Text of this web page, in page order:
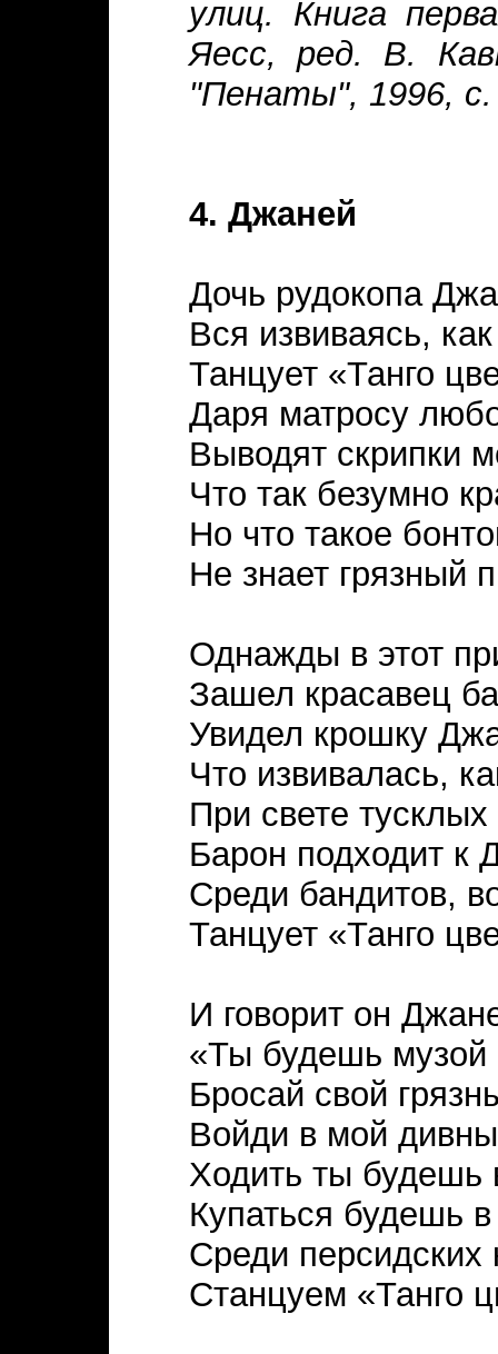
улиц. Книга
Яесс, ред. В.
"Пенаты", 1996, с.
4. Джаней
Дочь рудокопа
Вся извиваясь,
Танцует «Танго
Даря матросу
Выводят скрипки
Что так безумно
Но что такое
Не знает грязный
Однажды в этот
Зашел красавец
Увидел крошку
Что извивалась,
При свете тусклых
Барон подходит к
Среди бандитов,
Танцует «Танго
И говорит он
«Ты будешь музой
Бросай свой
Войди в мой
Ходить ты будешь
Купаться будешь
Среди персидских
Станцуем «Танго